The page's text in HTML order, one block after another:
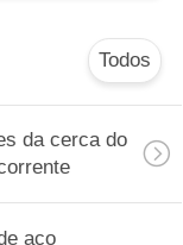
Todos
da cerca do
aço